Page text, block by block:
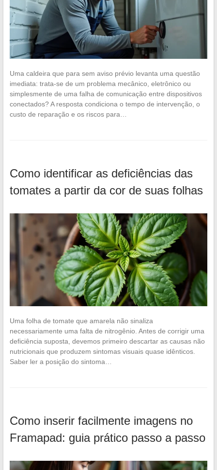
Uma caldeira que para sem aviso prévio levanta uma questão
imediata: trata-se de um problema mecânico, eletrônico ou
simplesmente de uma falha de comunicação entre dispositivos
conectados? A resposta condiciona o tempo de intervenção, o
custo de reparação e os riscos para…
Como identificar as deficiências das
tomates a partir da cor de suas folhas
Uma folha de tomate que amarela não sinaliza
necessariamente uma falta de nitrogênio. Antes de corrigir uma
deficiência suposta, devemos primeiro descartar as causas não
nutricionais que produzem sintomas visuais quase idênticos.
Saber ler a posição do sintoma…
Como inserir facilmente imagens no
Framapad: guia prático passo a passo